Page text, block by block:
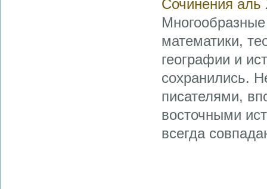
Сочинения аль
математики,
географии и
сохранились.
писателями,
восточными
всегда